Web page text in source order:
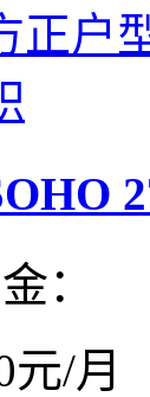
：
元/月